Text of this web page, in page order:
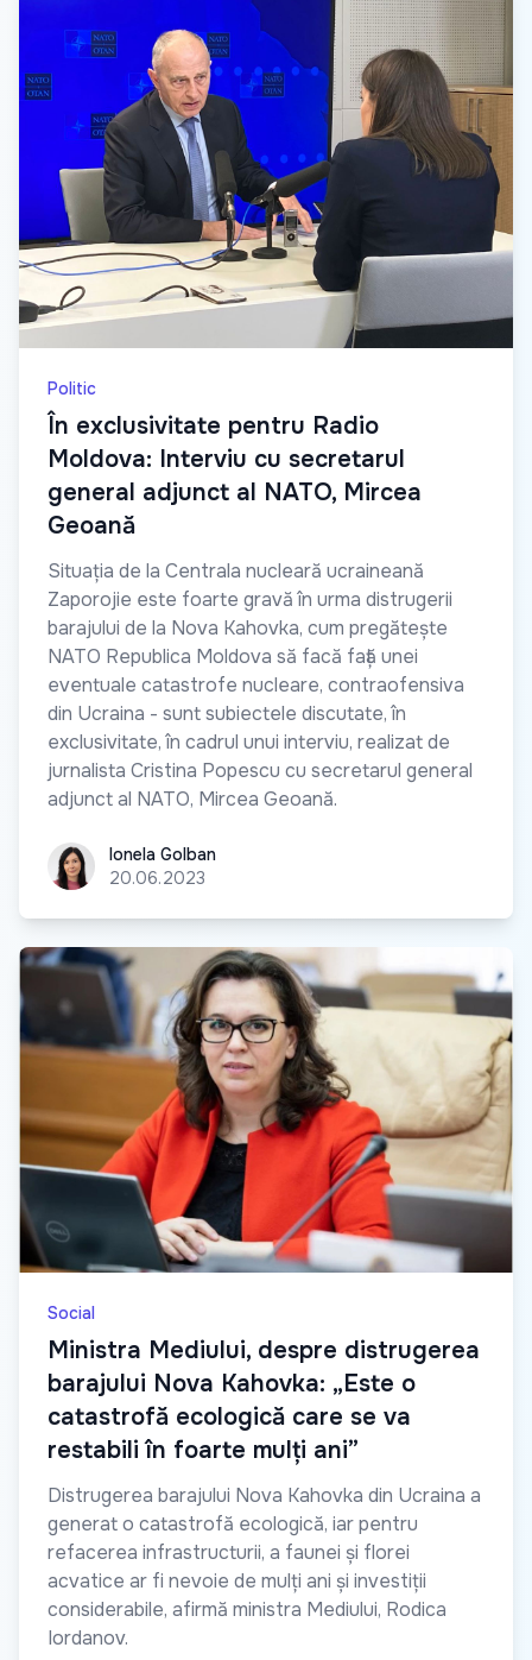
Politic
În exclusivitate pentru Radio
Moldova: Interviu cu secretarul
general adjunct al NATO, Mircea
Geoană
Situația de la Centrala nucleară ucraineană
Zaporojie este foarte gravă în urma distrugerii
barajului de la Nova Kahovka, cum pregătește
NATO Republica Moldova să facă față unei
eventuale catastrofe nucleare, contraofensiva
din Ucraina - sunt subiectele discutate, în
exclusivitate, în cadrul unui interviu, realizat de
jurnalista Cristina Popescu cu secretarul general
adjunct al NATO, Mircea Geoană.
Ionela Golban
Ionela Golban
20.06.2023
Social
Ministra Mediului, despre distrugerea
barajului Nova Kahovka: „Este o
catastrofă ecologică care se va
restabili în foarte mulți ani”
Distrugerea barajului Nova Kahovka din Ucraina a
generat o catastrofă ecologică, iar pentru
refacerea infrastructurii, a faunei și florei
acvatice ar fi nevoie de mulți ani și investiții
considerabile, afirmă ministra Mediului, Rodica
Iordanov.